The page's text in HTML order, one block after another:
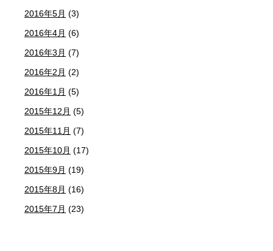
2016年5月 (3)
2016年4月 (6)
2016年3月 (7)
2016年2月 (2)
2016年1月 (5)
2015年12月 (5)
2015年11月 (7)
2015年10月 (17)
2015年9月 (19)
2015年8月 (16)
2015年7月 (23)